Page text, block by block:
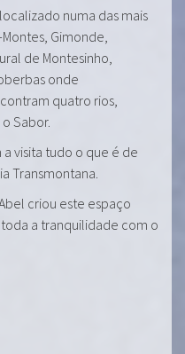
numa das mais
Gimonde,
de Montesinho,
onde
quatro rios,
Sabor.
visita tudo o que é de
Transmontana.
criou este espaço
a tranquilidade com o